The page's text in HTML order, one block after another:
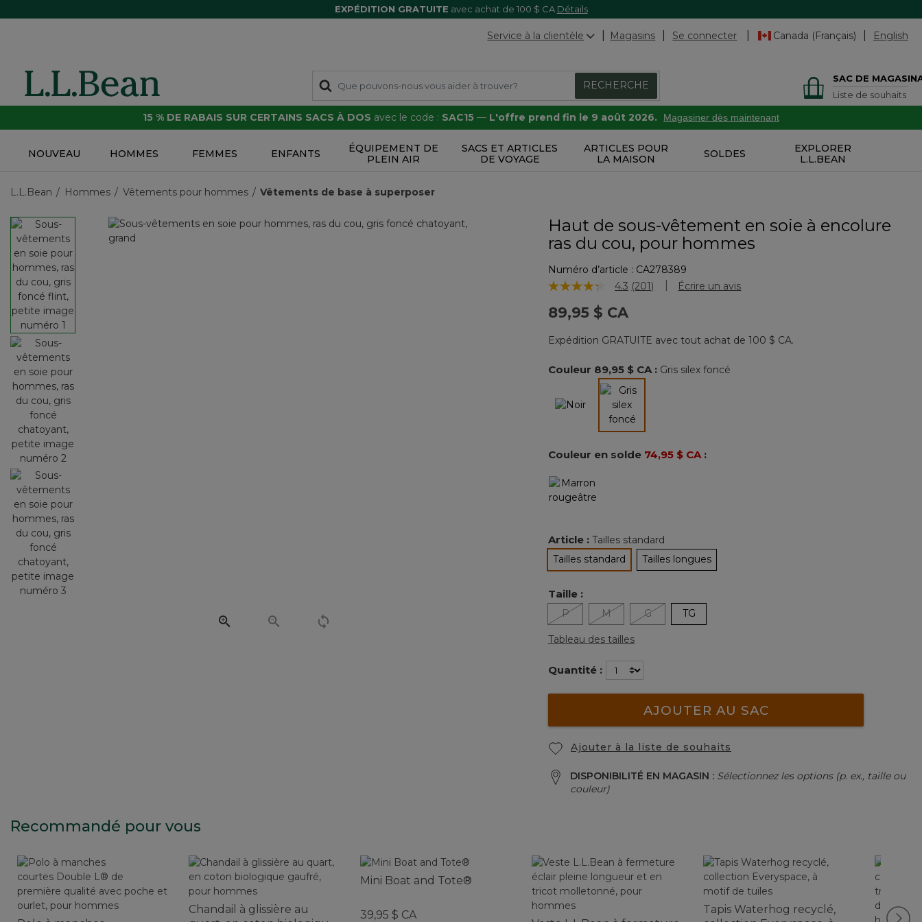
EXPÉDITION GRATUITE avec achat de 100 $ CA Détails
Service à la clientèle Magasins Se connecter Canada (Français) English
RECHERCHE
SAC DE
Liste de souhaits
15 % DE RABAIS SUR CERTAINS SACS À DOS avec le code : SAC15 — L'offre prend fin le 9 août 2026. Magasiner dès maintenant
NOUVEAU HOMMES FEMMES ENFANTS
ÉQUIPEMENT DE
PLEIN AIR
SACS ET ARTICLES
DE VOYAGE
ARTICLES POUR
LA MAISON
SOLDES
EXPLORER
L.L.BEAN
L.L.Bean Hommes Vêtements pour hommes Vêtements de base à superposer
Haut de sous-vêtement en soie à encolure
ras du cou, pour hommes
Numéro d’article : CA278389
4,2 sur 5 Évaluation des clients
4.3 Lire
Lien
vers
même
page.
(201) Écrire un avis
89,95 $ CA
Expédition GRATUITE avec tout achat de 100 $ CA.
Couleur 89,95 $ CA: Gris silex foncé
sélectionné
Couleur en solde 74,95 $ CA:
Article : Tailles standard
Tailles standard
sélectionné
Tailles longues
Taille :
P M G TG
Tableau des tailles
Quantité :
AJOUTER AU SAC
Ajouter à la liste de souhaits
DISPONIBILITÉ EN MAGASIN : Sélectionnez les options (p. ex., taille ou
couleur)
Recommandé pour vous
Chandail à glissière au
Mini Boat and Tote®
39,95 $ CA
Tapis Waterhog recyclé,